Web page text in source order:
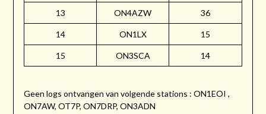
13 ON4AZW 36
14 ON1LX 15
15 ON3SCA 14
Geen logs ontvangen van volgende stations : ON1EOI ,
ON7AW, OT7P, ON7DRP, ON3ADN